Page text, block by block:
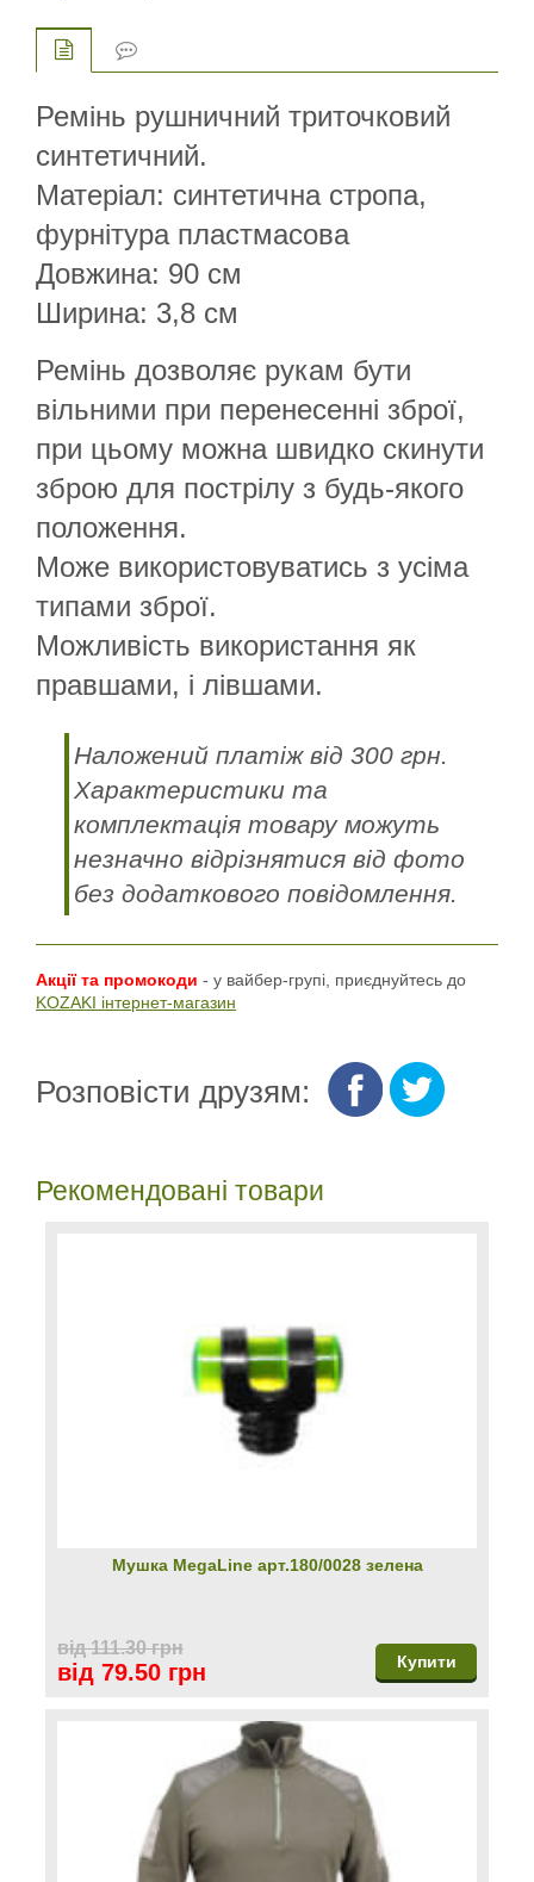
Ремінь рушничний триточковий
синтетичний.
Матеріал: синтетична стропа,
фурнітура пластмасова
Довжина: 90 см
Ширина: 3,8 см
Ремінь дозволяє рукам бути
вільними при перенесенні зброї,
при цьому можна швидко скинути
зброю для пострілу з будь-якого
положення.
Може використовуватись з усіма
типами зброї.
Можливість використання як
правшами, і лівшами.
Наложений платіж від 300 грн.
Характеристики та
комплектація товару можуть
незначно відрізнятися від фото
без додаткового повідомлення.
Акції та промокоди - у вайбер-групі, приєднуйтесь до
KOZAKI інтернет-магазин
Розповісти друзям:
Рекомендовані товари
Мушка MegaLine арт.180/0028 зелена
від 111.30 грн
від 79.50 грн Купити